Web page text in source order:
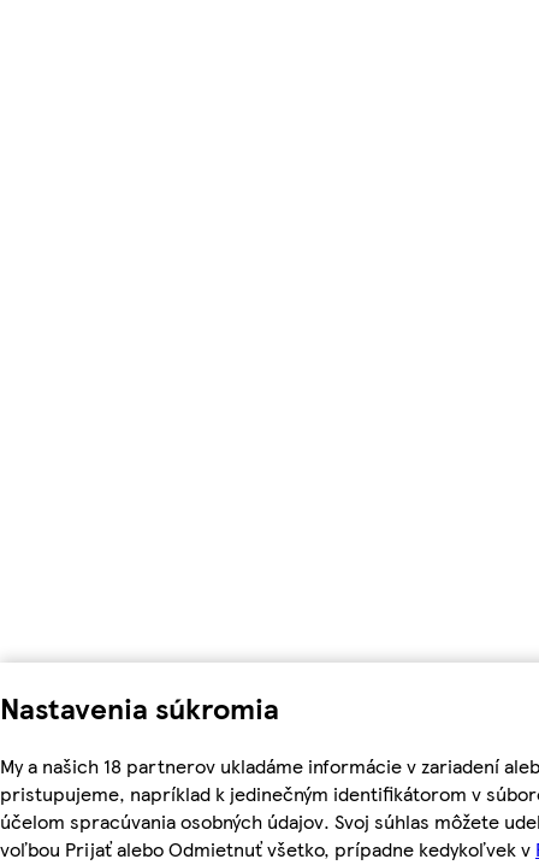
Nastavenia súkromia
My a našich 18 partnerov ukladáme informácie v zariadení
pristupujeme, napríklad k jedinečným identifikátorom v
účelom spracúvania osobných údajov. Svoj súhlas môžete
voľbou Prijať alebo Odmietnuť všetko, prípadne kedykoľvek v